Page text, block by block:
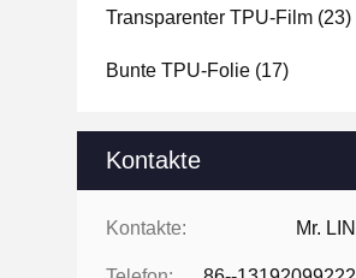
Transparenter TPU-Film (23)
Bunte TPU-Folie (17)
Kontakte
Kontakte: Mr. LIN